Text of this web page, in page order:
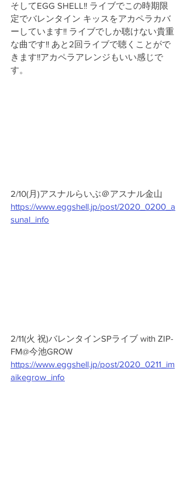
そしてEGG SHELL!! ライブでこの時期限
定でバレンタイン キッスをアカペラカバ
ーしています!! ライブでしか聴けない貴重
な曲です!! あと2回ライブで聴くことがで
きます!!アカペラアレンジもいい感じで
す。
2/10(月)アスナルらいぶ＠アスナル金山
https://www.eggshell.jp/post/2020_0200_a
sunal_info
2/11(火 祝)バレンタインSPライブ with ZIP-
FM@今池GROW
https://www.eggshell.jp/post/2020_0211_im
aikegrow_info